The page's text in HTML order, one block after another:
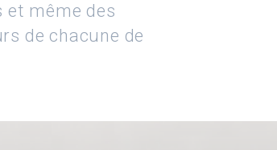
et même des
de chacune de